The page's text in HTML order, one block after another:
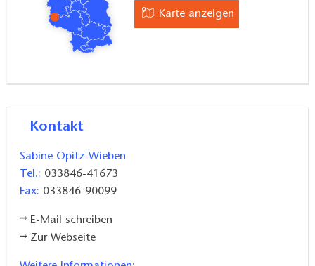
Karte anzeigen
Kontakt
Sabine Opitz-Wieben
Tel.: 033846-41673
Fax: 033846-90099
E-Mail schreiben
Zur Webseite